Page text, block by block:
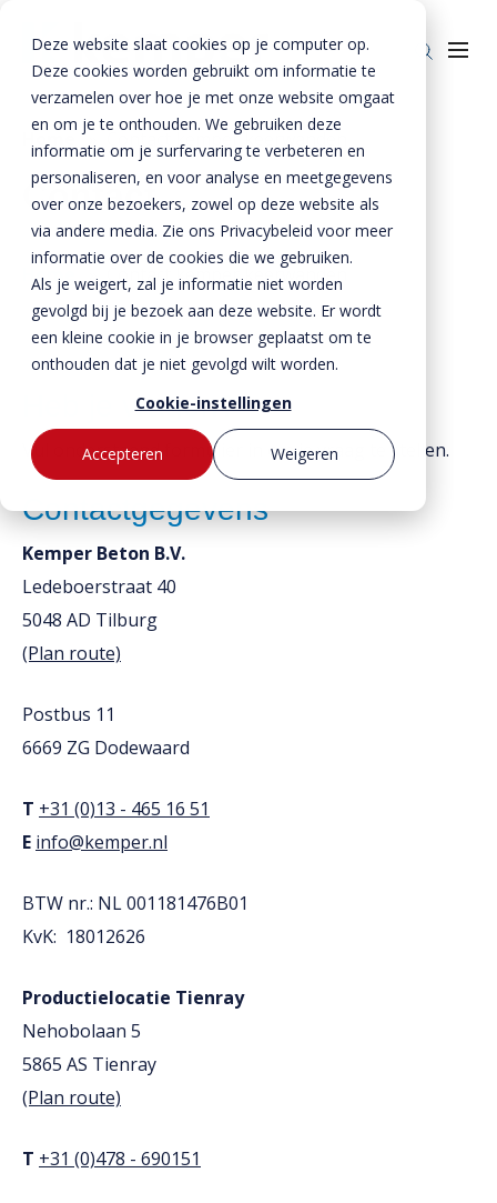
Deze website slaat cookies op je computer op.
Deze cookies worden gebruikt om informatie te
verzamelen over hoe je met onze website omgaat
en om je te onthouden. We gebruiken deze
informatie om je surfervaring te verbeteren en
personaliseren, en voor analyse en meetgegevens
over onze bezoekers, zowel op deze website als
via andere media. Zie ons Privacybeleid voor meer
informatie over de cookies die we gebruiken.
Als je weigert, zal je informatie niet worden
gevolgd bij je bezoek aan deze website. Er wordt
een kleine cookie in je browser geplaatst om te
onthouden dat je niet gevolgd wilt worden.
Cookie-instellingen
Accepteren
Weigeren
Bestekservice
Downloads
Werken bij
Producten
Enkelkerende keerwanden
Dubbelkerende keerwanden
Zwaarbelastbare keerwanden
Zwaluwwanden
Bloktraptreden
Oplossingen
Infra & Openbare ruimte
Sport & Recreatie
Op- en overslag
Waterkeringen
BTE Groep
Onze verhalen
Over ons
Duurzaamheid
MVO
Home » Contact kemper keerwanden
Contact
Home » Contact kemper keerwanden
Contactgegevens
Kemper Beton B.V.
Ledeboerstraat 40
5048 AD Tilburg
(Plan route)
Postbus 11
6669 ZG Dodewaard
T +31 (0)13 - 465 16 51
E info@kemper.nl
BTW nr.: NL 001181476B01
KvK: 18012626
Productielocatie Tienray
Nehobolaan 5
5865 AS Tienray
(Plan route)
T +31 (0)478 - 690151
Heb je vragen?
Vul onderstaand formulier in om je vraag te stellen.